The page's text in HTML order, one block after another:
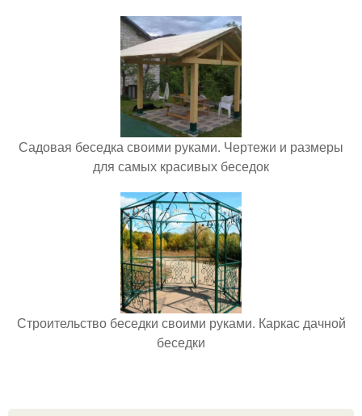
Садовая беседка своими руками. Чертежи и размеры
для самых красивых беседок
Строительство беседки своими руками. Каркас дачной
беседки